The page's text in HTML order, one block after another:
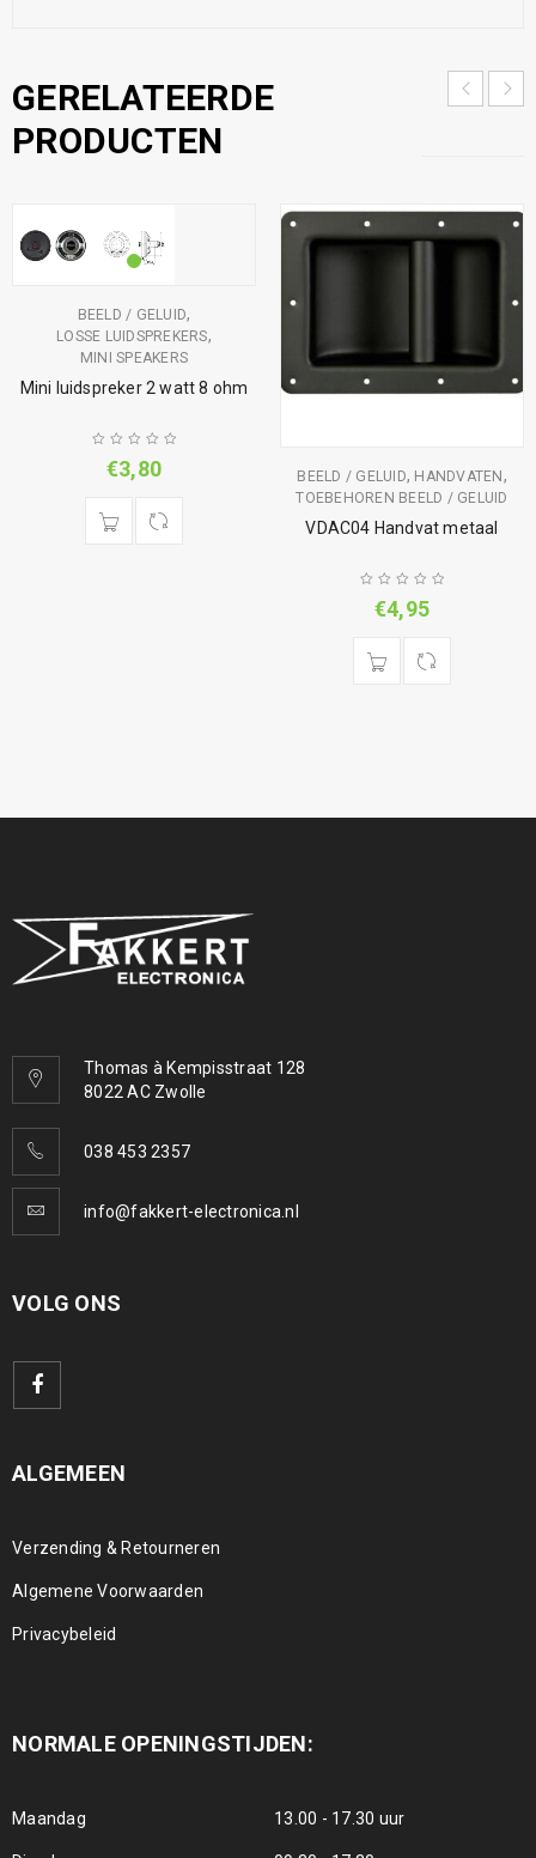
GERELATEERDE
PRODUCTEN
BEELD / GELUID,
LOSSE LUIDSPREKERS,
MINI SPEAKERS
Mini luidspreker 2 watt 8 ohm
€3,80 BEELD / GELUID, HANDVATEN,
TOEBEHOREN BEELD / GELUID
VDAC04 Handvat metaal
€4,95
Thomas à Kempisstraat 128
8022 AC Zwolle
038 453 2357
info@fakkert-electronica.nl
VOLG ONS
ALGEMEEN
Verzending & Retourneren
Algemene Voorwaarden
Privacybeleid
NORMALE OPENINGSTIJDEN:
Maandag 13.00 - 17.30 uur